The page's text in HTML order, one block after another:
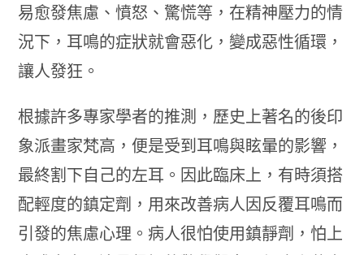
易愈發焦慮、憤怒、驚慌等，在精神壓力的情
況下，耳鳴的症狀就會惡化，變成惡性循環，
讓人發狂。
根據許多專家學者的推測，歷史上著名的後印
象派畫家梵高，便是受到耳鳴與眩暈的影響，
最終割下自己的左耳。因此臨床上，有時須搭
配輕度的鎮定劑，用來改善病人因反覆耳鳴而
引發的焦慮心理。病人很怕使用鎮靜劑，怕上